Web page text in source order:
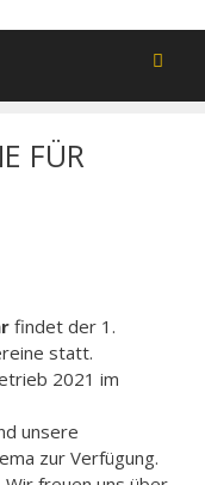
FÜR
findet der 1.
statt.
2021 im
unsere
zur Verfügung.